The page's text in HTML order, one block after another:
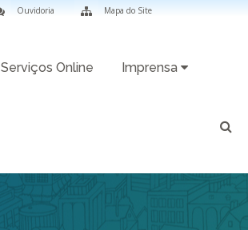
Mapa do Site
Ouvidoria
Serviços Online Imprensa